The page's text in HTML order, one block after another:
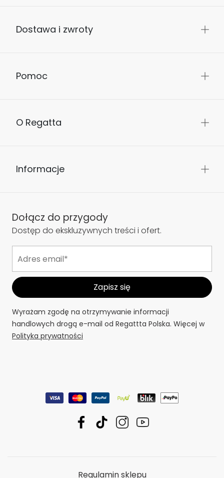
Dostawa i zwroty
Pomoc
O Regatta
Informacje
Dołącz do przygody
Dostęp do ekskluzywnych treści i ofert.
Wyrażam zgodę na otrzymywanie informacji
handlowych drogą e-mail od Regattta Polska. Więcej w
Polityka prywatności
Regulamin sklepu